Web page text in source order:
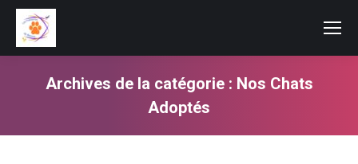
Archives de la catégorie : Nos Chats
Adoptés